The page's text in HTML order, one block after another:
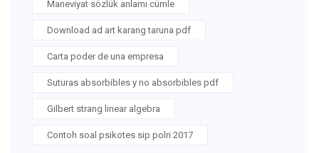
Maneviyat sözlük anlamı cümle
Download ad art karang taruna pdf
Carta poder de una empresa
Suturas absorbibles y no absorbibles pdf
Gilbert strang linear algebra
Contoh soal psikotes sip polri 2017